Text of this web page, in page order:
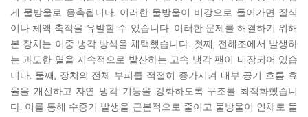
게 물방울로 응축됩니다. 이러한 물방울이 비강으로 들어가면 질식
이나 체액 축적을 유발할 수 있습니다. 이러한 문제를 해결하기 위해
본 장치는 이중 냉각 방식을 채택했습니다. 첫째, 전해조에서 발생하
는 과도한 열을 지속적으로 발산하는 고속 냉각 팬이 내장되어 있습
니다. 둘째, 장치의 전체 부피를 적절히 증가시켜 내부 공기 흐름 효
율을 개선하고 자연 냉각 기능을 강화하도록 구조를 최적화했습니
다. 이를 통해 수증기 발생을 근본적으로 줄이고 물방울이 인체로 들